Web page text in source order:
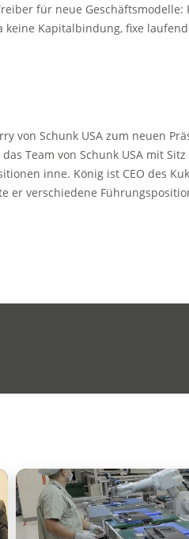
für neue Geschäftsmodelle:
Kapitalbindung, fixe
von Schunk USA zum neuen
Team von Schunk USA mit
inne. König ist CEO des
er verschiedene